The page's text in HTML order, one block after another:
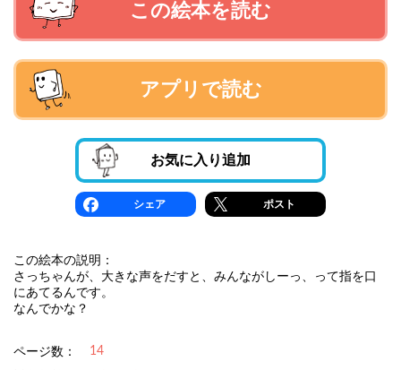
この絵本を読む
アプリで読む
お気に入り追加
シェア ポスト
この絵本の説明：
さっちゃんが、大きな声をだすと、みんながしーっ、って指を口
にあてるんです。
なんでかな？
ページ数： 14